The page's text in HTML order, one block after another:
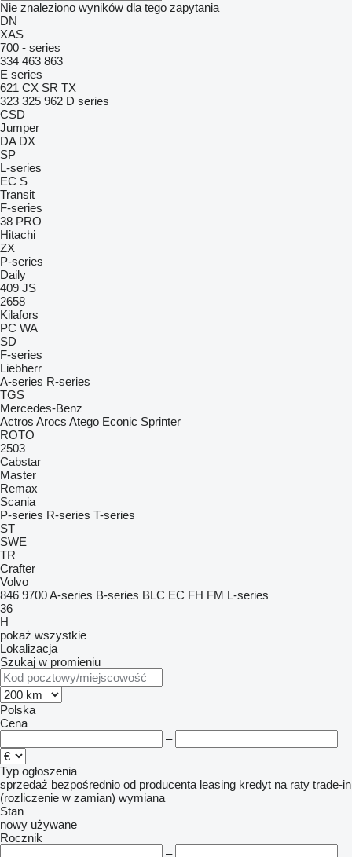
Nie znaleziono wyników dla tego zapytania
DN
XAS
700 - series
334 463 863
E series
621 CX SR TX
323 325 962 D series
CSD
Jumper
DA DX
SP
L-series
EC S
Transit
F-series
38 PRO
Hitachi
ZX
P-series
Daily
409 JS
2658
Kilafors
PC WA
SD
F-series
Liebherr
A-series R-series
TGS
Mercedes-Benz
Actros Arocs Atego Econic Sprinter
ROTO
2503
Cabstar
Master
Remax
Scania
P-series R-series T-series
ST
SWE
TR
Crafter
Volvo
846 9700A-series B-series BLC EC FH FM L-series
36
H
pokaż wszystkie
Lokalizacja
Szukaj w promieniu
Polska
Cena
–
Typ ogłoszenia
sprzedaż bezpośrednio od producenta leasing kredyt na raty trade-in
(rozliczenie w zamian) wymiana
Stan
nowy używane
Rocznik
–